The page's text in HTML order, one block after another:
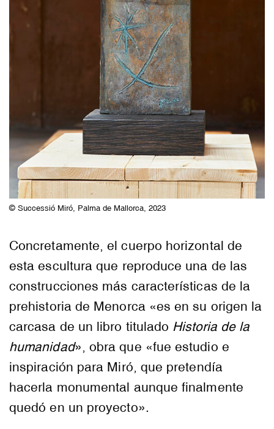
© Successió Miró, Palma de Mallorca, 2023
Concretamente, el cuerpo horizontal de
esta escultura que reproduce una de las
construcciones más características de la
prehistoria de Menorca «es en su origen la
carcasa de un libro titulado Historia de la
humanidad», obra que «fue estudio e
inspiración para Miró, que pretendía
hacerla monumental aunque finalmente
quedó en un proyecto».